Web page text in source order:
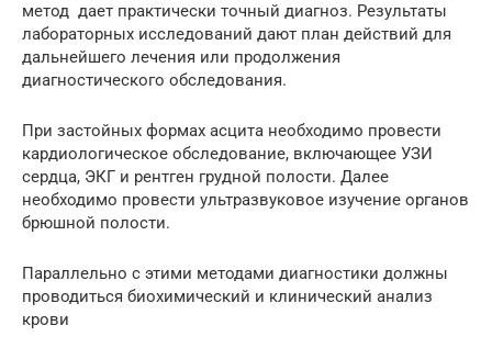
метод дает практически точный диагноз. Результаты
лабораторных исследований дают план действий для
дальнейшего лечения или продолжения
диагностического обследования.
При застойных формах асцита необходимо провести
кардиологическое обследование, включающее УЗИ
сердца, ЭКГ и рентген грудной полости. Далее
необходимо провести ультразвуковое изучение органов
брюшной полости.
Параллельно с этими методами диагностики должны
проводиться биохимический и клинический анализ
крови